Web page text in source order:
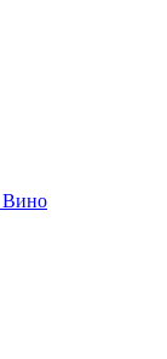
Вино